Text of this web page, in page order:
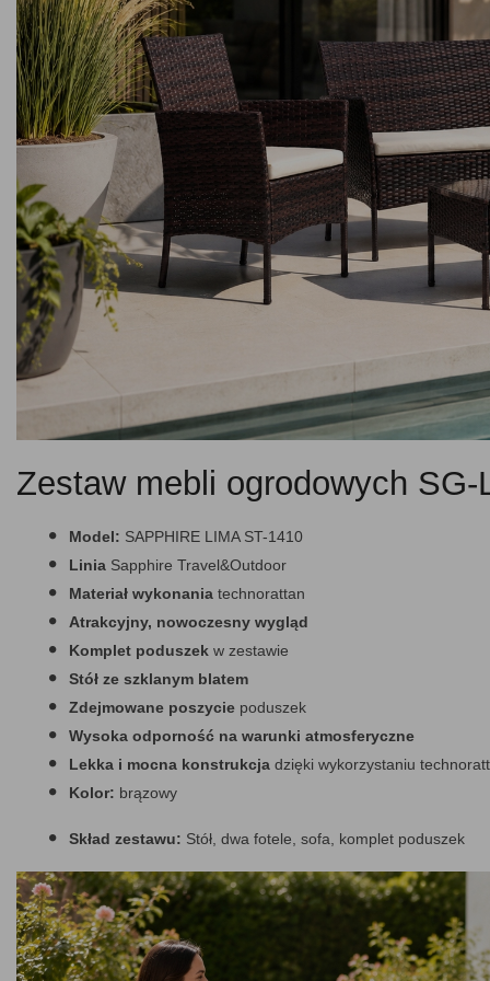
Zestaw mebli ogrodowych SG-
Model: SAPPHIRE LIMA ST-1410
Linia Sapphire Travel&Outdoor
Materiał wykonania technorattan
Atrakcyjny, nowoczesny wygląd
Komplet poduszek w zestawie
Stół ze szklanym blatem
Zdejmowane poszycie poduszek
Wysoka odporność na warunki atmosferyczne
Lekka i mocna konstrukcja dzięki wykorzystaniu
Kolor: brązowy
Skład zestawu: Stół, dwa fotele, sofa, komplet poduszek